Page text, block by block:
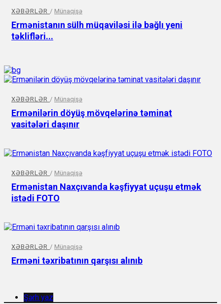
XƏBƏRLƏR / Münaqişə
Ermənistanın sülh müqaviləsi ilə bağlı yeni
təklifləri...
XƏBƏRLƏR / Münaqişə
Ermənilərin döyüş mövqelərinə təminat
vasitələri daşınır
XƏBƏRLƏR / Münaqişə
Ermənistan Naxçıvanda kəşfiyyat uçuşu etmək
istədi FOTO
XƏBƏRLƏR / Münaqişə
Erməni təxribatının qarşısı alınıb
Şərh yaz